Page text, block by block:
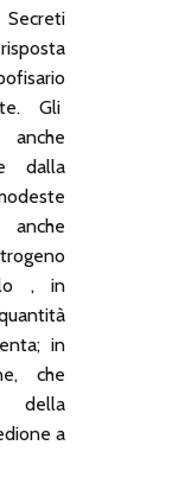
Gli
anche
dalla
, in
in
che
della
a